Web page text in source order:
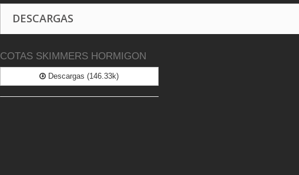
DESCARGAS
COTAS SKIMMERS HORMIGON
Descargas (146.33k)